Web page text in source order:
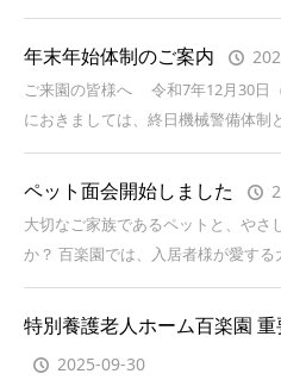
年末年始体制のご案内
ご来園の皆様へ 令和7年12月30日
におきましては、終日機械警備体制
ペット面会開始しました
大切なご家族であるペットと、やさ
か？ 百楽園では、入居者様が愛す
特別養護老人ホーム百楽園
2025-09-30